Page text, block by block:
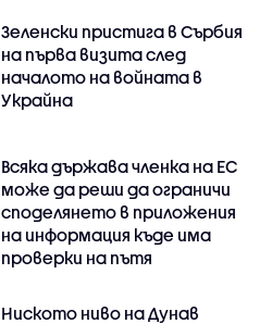
Зеленски пристига в Сърбия
на първа визита след
началото на войната в
Украйна
Всяка държава членка на ЕС
може да реши да ограничи
споделянето в приложения
на информация къде има
проверки на пътя
Ниското ниво на Дунав